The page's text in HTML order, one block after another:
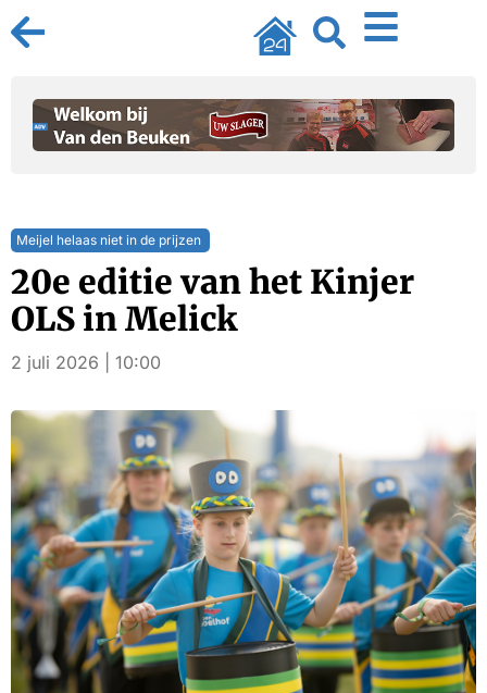
Meijel helaas niet in de prijzen
20e editie van het Kinjer
OLS in Melick
2 juli 2026 | 10:00